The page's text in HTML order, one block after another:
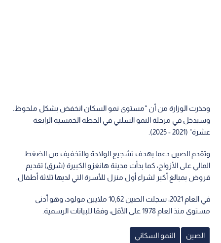
وحذرت الوزارة من أن "مستوى نمو السكان انخفض بشكل ملحوظ.
وسيدخل في مرحلة النمو السلبي في الخطة الخمسية الرابعة
عشرة" (2021 - 2025).
وتقدم الصين دعما بهدف تشجيع الولادة والتخفيف من الضغط
المالي على الأزواج، كما بدأت مدينة هانغزو الكبيرة (شرق) تقديم
قروض بمبالغ أكبر لشراء أول منزل للأسرة التي لديها ثلاثة أطفال.
في العام 2021، سجلت الصين 10,62 ملايين مولود، وهو أدنى
مستوى منذ العام 1978 على الأقل، وفقا للبيانات الرسمية.
الصين النمو السكاني